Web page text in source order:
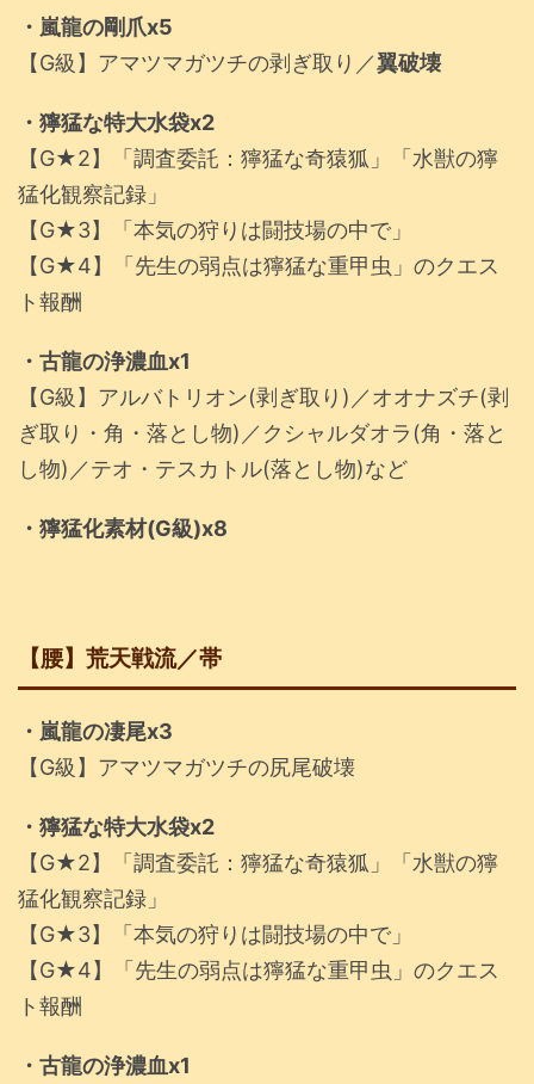
・嵐龍の剛爪x5
【G級】アマツマガツチの剥ぎ取り／翼破壊
・獰猛な特大水袋x2
【G★2】「調査委託：獰猛な奇猿狐」「水獣の獰
猛化観察記録」
【G★3】「本気の狩りは闘技場の中で」
【G★4】「先生の弱点は獰猛な重甲虫」のクエス
ト報酬
・古龍の浄濃血x1
【G級】アルバトリオン(剥ぎ取り)／オオナズチ(剥
ぎ取り・角・落とし物)／クシャルダオラ(角・落と
し物)／テオ・テスカトル(落とし物)など
・獰猛化素材(G級)x8
【腰】荒天戦流／帯
・嵐龍の凄尾x3
【G級】アマツマガツチの尻尾破壊
・獰猛な特大水袋x2
【G★2】「調査委託：獰猛な奇猿狐」「水獣の獰
猛化観察記録」
【G★3】「本気の狩りは闘技場の中で」
【G★4】「先生の弱点は獰猛な重甲虫」のクエス
ト報酬
・古龍の浄濃血x1